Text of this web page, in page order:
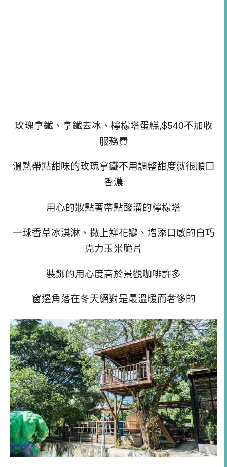
玫瑰拿鐵、拿鐵去冰、檸檬塔蛋糕,$540不加收
服務費
溫熱帶點甜味的玫瑰拿鐵不用調整甜度就很順口
香濃
用心的妝點著帶點酸溜的檸檬塔
一球香草冰淇淋、撒上鮮花瓣、增添口感的白巧
克力玉米脆片
裝飾的用心度高於景觀咖啡許多
窗邊角落在冬天絕對是最溫暖而奢侈的